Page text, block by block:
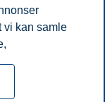
at et eventuelt
av studiene og
vi kan samle
skal
ditt